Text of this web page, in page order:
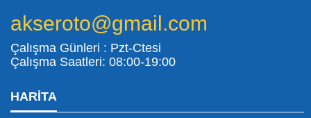
akseroto@gmail.com
Çalışma Günleri : Pzt-Ctesi
Çalışma Saatleri: 08:00-19:00
HARITA